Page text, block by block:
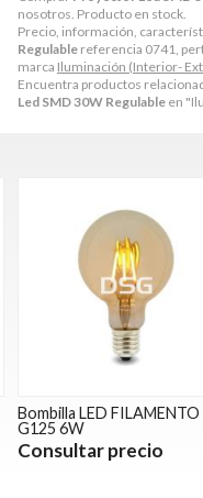
nosotros. Producto en stock.
Precio, información,
Regulable referencia 0741,
marca Iluminación (Interior-
Encuentra productos
Led SMD 30W Regulable en
Bombilla LED FILAMENTO
G125 6W
Consultar precio